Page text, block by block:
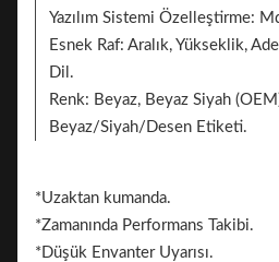
Yazılım Sistemi Özelleştirme:
Esnek Raf: Aralık, Yükseklik,
Dil.
Renk: Beyaz, Beyaz Siyah
Beyaz/Siyah/Desen Etiketi.
*Uzaktan kumanda.
*Zamanında Performans Takibi.
*Düşük Envanter Uyarısı.